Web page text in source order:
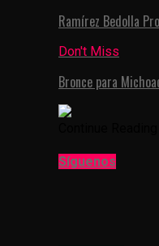
Ramírez Bedolla
Don't Miss
Bronce para
Síguenos